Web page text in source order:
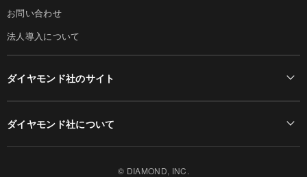
お問い合わせ
法人導入について
ダイヤモンド社のサイト
ダイヤモンド社について
© DIAMOND, INC.